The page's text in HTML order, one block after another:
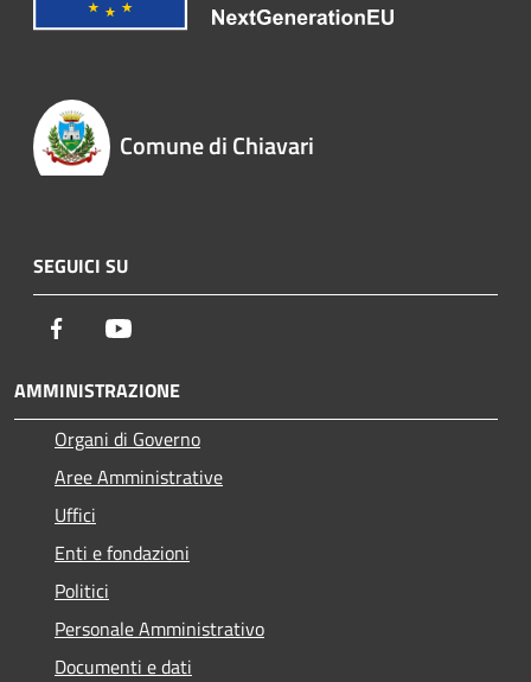
Comune di Chiavari
SEGUICI SU
Facebook
AMMINISTRAZIONE
Organi di Governo
Aree Amministrative
Uffici
Enti e fondazioni
Politici
Personale Amministrativo
Documenti e dati